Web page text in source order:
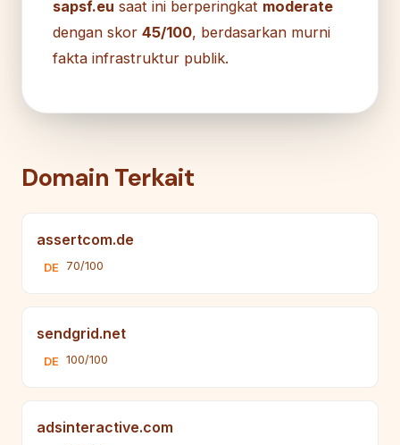
sapsf.eu saat ini berperingkat moderate
dengan skor 45/100, berdasarkan murni
fakta infrastruktur publik.
Domain Terkait
assertcom.de
DE 70/100
sendgrid.net
DE 100/100
adsinteractive.com